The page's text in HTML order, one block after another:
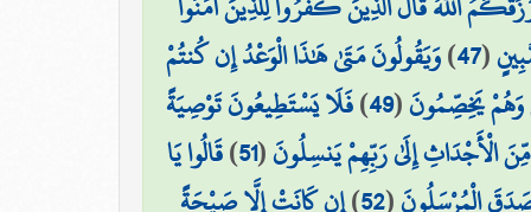
(
47
)وَيَقُولُونَ مَتَىٰ هَٰذَا الْوَعْدُ إِن كُنتُمْ
وَهُمْ يَخِصِّمُونَ(
49
)فَلَا يَسْتَطِيعُونَ تَوْصِيَةً
الْأَجْدَاثِ إِلَىٰ رَبِّهِمْ يَنسِلُونَ(
51
)قَالُوا يَا
الْمُرْسَلُونَ(
52
)إِن كَانَتْ إِلَّا صَيْحَةً